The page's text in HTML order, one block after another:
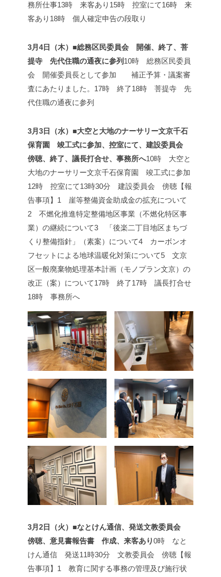
務所仕事13時 来客あり 15時 控室にて16時 来
客あり 18時 個人確定申告の段取り
3月4日（木）■総務区民委員会 開催、終了、菩
提寺 先代住職の通夜に参列 10時 総務区民委員
会 開催委員長として参加 補正予算・議案審
査にあたりました。 17時 終了18時 菩提寺 先
代住職の通夜に参列
3月3日（水）■大空と大地のナーサリー文京千石
保育園 竣工式に参加、控室にて、建設委員会
傍聴、終了、議長打合せ、事務所へ10時 大空と
大地のナーサリー文京千石保育園 竣工式に参加
12時 控室にて13時30分 建設委員会 傍聴 【報
告事項】 1 崖等整備資金助成金の拡充について
2 不燃化推進特定整備地区事業（不燃化特区事
業）の継続について3 「後楽二丁目地区まちづ
くり整備指針」（素案）について4 カーボンオ
フセットによる地球温暖化対策について5 文京
区一般廃棄物処理基本計画（モノプラン文京）の
改正（案）について17時 終了17時 議長打合せ
18時 事務所へ
3月2日（火）■なとけん通信、発送文教委員会
傍聴、意見書報告書 作成、来客あり0時 なと
けん通信 発送11時30分 文教委員会 傍聴 【報
告事項】 1 教育に関する事務の管理及び施行状